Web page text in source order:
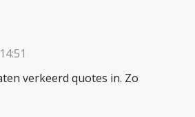
verkeerd quotes in. Zo